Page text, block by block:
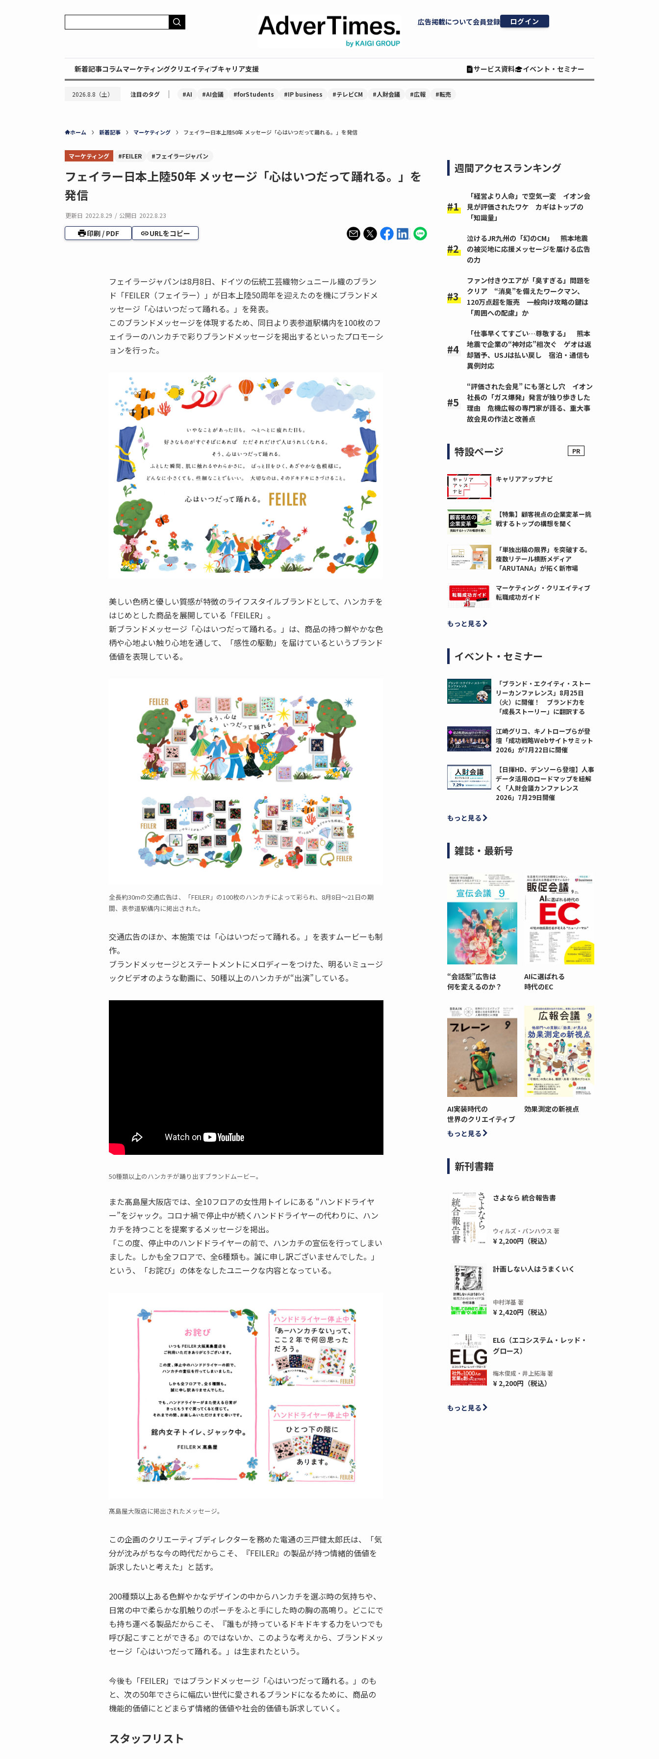
広告掲載について会員登録 ログイン
新着記事コラムマーケティングクリエイティブキャリア支援 サービス資料 イベント・セミナー
2026.8.8（土） 注目のタグ ｜ #AI #AI会議 #forStudents #IP business #テレビCM #人財会議 #広報 #転売
ホーム 新着記事 マーケティング フェイラー日本上陸50年 メッセージ「心はいつだって踊れる。」を発信
マーケティング #FEILER #フェイラージャパン
フェイラー日本上陸50年 メッセージ「心はいつだって踊れる。」を
発信
更新日 2022.8.29 / 公開日 2022.8.23
印刷 / PDF URLをコピー
フェイラージャパンは8月8日、ドイツの伝統工芸織物シュニール織のブラン
ド「FEILER（フェイラー）」が日本上陸50周年を迎えたのを機にブランドメ
ッセージ「心はいつだって踊れる。」を発表。
このブランドメッセージを体現するため、同日より表参道駅構内を100枚のフ
ェイラーのハンカチで彩りブランドメッセージを掲出するといったプロモーシ
ョンを行った。
美しい色柄と優しい質感が特徴のライフスタイルブランドとして、ハンカチを
はじめとした商品を展開している「FEILER」。
新ブランドメッセージ「心はいつだって踊れる。」は、商品の持つ鮮やかな色
柄や心地よい触り心地を通して、「感性の駆動」を届けているというブランド
価値を表現している。
全長約30mの交通広告は、「FEILER」の100枚のハンカチによって彩られ、8月8日～21日の期
間、表参道駅構内に掲出された。
交通広告のほか、本施策では「心はいつだって踊れる。」を表すムービーも制
作。
ブランドメッセージとステートメントにメロディーをつけた、明るいミュージ
ックビデオのような動画に、50種以上のハンカチが“出演”している。
50種類以上のハンカチが踊り出すブランドムービー。
また髙島屋大阪店では、全10フロアの女性用トイレにある “ハンドドライヤ
ー”をジャック。コロナ禍で停止中が続くハンドドライヤーの代わりに、ハン
カチを持つことを提案するメッセージを掲出。
「この度、停止中のハンドドライヤーの前で、ハンカチの宣伝を行ってしまい
ました。しかも全フロアで、全6種類も。誠に申し訳ございませんでした。」
という、「お詫び」の体をなしたユニークな内容となっている。
髙島屋大阪店に掲出されたメッセージ。
この企画のクリエーティブディレクターを務めた電通の三戸健太郎氏は、「気
分が沈みがちな今の時代だからこそ、『FEILER』の製品が持つ情緒的価値を
訴求したいと考えた」と話す。
200種類以上ある色鮮やかなデザインの中からハンカチを選ぶ時の気持ちや、
日常の中で柔らかな肌触りのポーチをふと手にした時の胸の高鳴り。どこにで
も持ち運べる製品だからこそ、『誰もが持っているドキドキする力をいつでも
呼び起こすことができる』のではないか、このような考えから、ブランドメッ
セージ「心はいつだって踊れる。」は生まれたという。
今後も「FEILER」ではブランドメッセージ「心はいつだって踊れる。」のも
と、次の50年でさらに幅広い世代に愛されるブランドになるために、商品の
機能的価値にとどまらず情緒的価値や社会的価値も訴求していく。
スタッフリスト
週間アクセスランキング
「経営より人命」で空気一変 イオン会
見が評価されたワケ カギはトップの
「知識量」
泣けるJR九州の「幻のCM」 熊本地震
の被災地に応援メッセージを届ける広告
の力
ファン付きウエアが「臭すぎる」問題を
クリア “消臭”を備えたワークマン、
120万点超を販売 一般向け攻略の鍵は
「周囲への配慮」か
「仕事早くてすごい…尊敬する」 熊本
地震で企業の“神対応”相次ぐ ゲオは返
却猶予、USJは払い戻し 宿泊・通信も
異例対応
“評価された会見” にも落とし穴 イオン
社長の「ガス爆発」発言が独り歩きした
理由 危機広報の専門家が語る、重大事
故会見の作法と改善点
特設ページ
キャリアアップナビ
【特集】顧客視点の企業変革ー挑
戦するトップの構想を聞く
「単独出稿の限界」を突破する。
複数リテール横断メディア
「ARUTANA」が拓く新市場
マーケティング・クリエイティブ
転職成功ガイド
もっと見る
イベント・セミナー
「ブランド・エクイティ・ストー
リーカンファレンス」8月25日
（火）に開催！ ブランド力を
「成長ストーリー」に翻訳する
江崎グリコ、キノトロープらが登
壇「成功戦略Webサイトサミット
2026」が7月22日に開催
【日揮HD、デンソーら登壇】人事
データ活用のロードマップを紐解
く「人財会議カンファレンス
2026」7月29日開催
もっと見る
雑誌・最新号
“会話型”広告は
何を変えるのか？
AIに選ばれる
時代のEC
AI実装時代の
世界のクリエイティブ
効果測定の新視点
もっと見る
新刊書籍
さよなら 統合報告書
ウィルズ・パンハウス 著
¥ 2,200円（税込）
計画しない人はうまくいく
中村洋基 著
¥ 2,420円（税込）
ELG（エコシステム・レッド・
グロース）
梅木俊成・井上拓海 著
¥ 2,200円（税込）
もっと見る